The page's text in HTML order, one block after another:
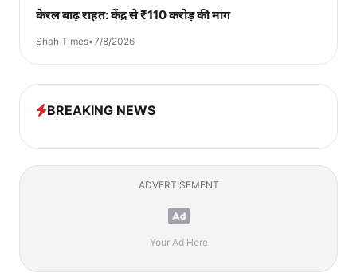
केरल बाढ़ राहत: केंद्र से ₹110 करोड़ की मांग
Shah Times•7/8/2026
BREAKING NEWS
ADVERTISEMENT
Your Ad Here